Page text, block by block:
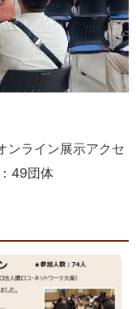
ライン展示アクセ
49団体